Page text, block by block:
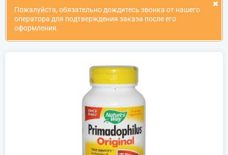
Пожалуйста, обязательно дождитесь звонка от нашего
оператора для подтверждения заказа после его
оформления.